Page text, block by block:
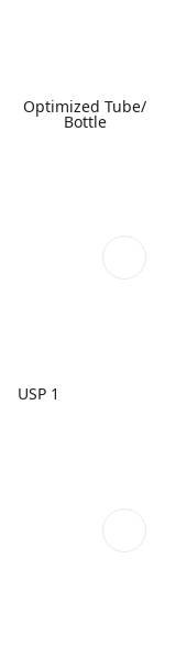
Optimized Tube/
Bottle
USP 1